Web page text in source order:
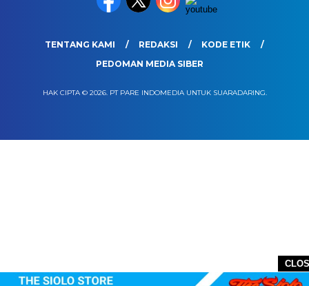
TENTANG KAMI REDAKSI
KODE ETIK
PEDOMAN MEDIA SIBER
HAK CIPTA © 2026. PT PARE INDOMEDIA UNTUK SUARADARING.